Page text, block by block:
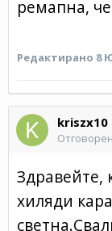
ремапна,
Редактирано 8
kriszx10
Здравейте,
хиляди